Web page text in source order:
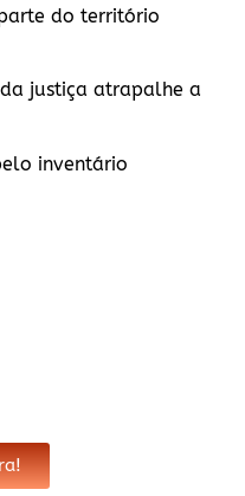
do território
justiça atrapalhe a
inventário